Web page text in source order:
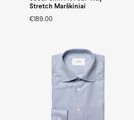
Stretch Marškiniai
€189.00